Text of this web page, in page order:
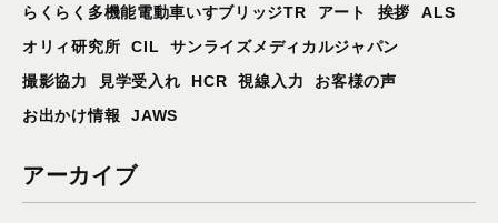
らくらく多機能電動車いすブリッジTR
アート 挨拶
ALS
オリィ研究所
CIL
サンライズメディカルジャパン
撮影協力
見学受入れ HCR 視線入力
お客様の声
お出かけ情報
JAWS
アーカイブ